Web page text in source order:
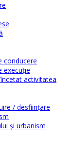
conducere
execuție
activitatea
/ desființare
şi urbanism